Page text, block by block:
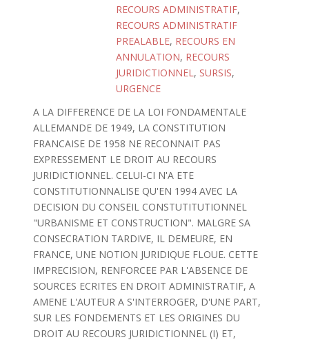
RECOURS ADMINISTRATIF,
RECOURS ADMINISTRATIF
PREALABLE, RECOURS EN
ANNULATION, RECOURS
JURIDICTIONNEL, SURSIS,
URGENCE
A LA DIFFERENCE DE LA LOI FONDAMENTALE
ALLEMANDE DE 1949, LA CONSTITUTION
FRANCAISE DE 1958 NE RECONNAIT PAS
EXPRESSEMENT LE DROIT AU RECOURS
JURIDICTIONNEL. CELUI-CI N'A ETE
CONSTITUTIONNALISE QU'EN 1994 AVEC LA
DECISION DU CONSEIL CONSTUTITUTIONNEL
"URBANISME ET CONSTRUCTION". MALGRE SA
CONSECRATION TARDIVE, IL DEMEURE, EN
FRANCE, UNE NOTION JURIDIQUE FLOUE. CETTE
IMPRECISION, RENFORCEE PAR L'ABSENCE DE
SOURCES ECRITES EN DROIT ADMINISTRATIF, A
AMENE L'AUTEUR A S'INTERROGER, D'UNE PART,
SUR LES FONDEMENTS ET LES ORIGINES DU
DROIT AU RECOURS JURIDICTIONNEL (I) ET,